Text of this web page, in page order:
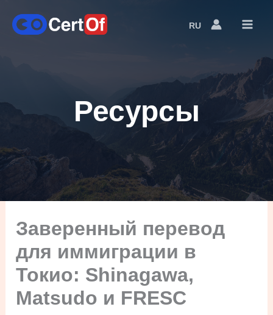
RULanguage
Ресурсы
Заверенный перевод
для иммиграции в
Токио: Shinagawa,
Matsudo и FRESC